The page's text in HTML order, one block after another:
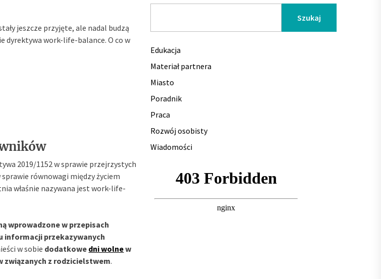
jeszcze przyjęte, ale nadal budzą
dyrektywa work-life-balance. O co w
2019/1152 w sprawie przejrzystych
równowagi między życiem
właśnie nazywana jest work-life-
wprowadzone w przepisach
informacji przekazywanych
w sobie dodatkowe dni wolnew
związanych z rodzicielstwem.
Szukaj
Edukacja
Materiał partnera
Miasto
Poradnik
Praca
Rozwój osobisty
Wiadomości